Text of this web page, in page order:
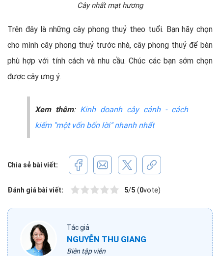
Cây nhất mạt hương
Trên đây là những cây phong thuỷ theo tuổi. Bạn hãy chọn
cho mình cây phong thuỷ trước nhà, cây phong thuỷ để bàn
phù hợp với tính cách và nhu cầu. Chúc các bạn sớm chọn
được cây ưng ý.
Xem thêm: Kinh doanh cây cảnh - cách
kiếm "một vốn bốn lời" nhanh nhất
Chia sẻ bài viết:
Đánh giá bài viết: 5/5 (0vote)
Tác giả
NGUYỄN THU GIANG
Biên tập viên